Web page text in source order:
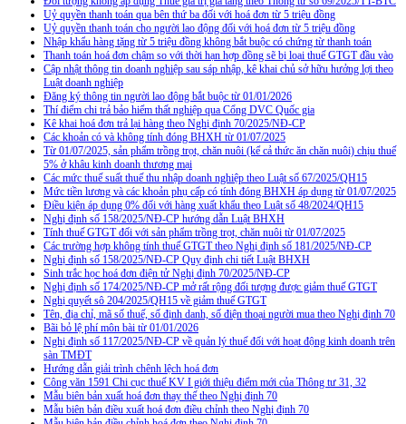
Uỷ quyền thanh toán qua bên thứ ba đối với hoá đơn từ 5 triệu đồng
Uỷ quyền thanh toán cho người lao động đối với hoá đơn từ 5 triệu đồng
Nhập khẩu hàng tặng từ 5 triệu đồng không bắt buộc có chứng từ thanh toán
Thanh toán hoá đơn chậm so với thời hạn hợp đồng sẽ bị loại thuế GTGT đầu vào
Cập nhật thông tin doanh nghiệp sau sáp nhập, kê khai chủ sở hữu hưởng lợi theo
Luật doanh nghiệp
Đăng ký thông tin người lao động bắt buộc từ 01/01/2026
Thí điểm chi trả bảo hiểm thất nghiệp qua Cổng DVC Quốc gia
Kê khai hoá đơn trả lại hàng theo Nghị định 70/2025/NĐ-CP
Các khoản có và không tính đóng BHXH từ 01/07/2025
Từ 01/07/2025, sản phẩm trồng trọt, chăn nuôi (kể cả thức ăn chăn nuôi) chịu thuế
5% ở khâu kinh doanh thương mại
Các mức thuế suất thuế thu nhập doanh nghiệp theo Luật số 67/2025/QH15
Mức tiền lương và các khoản phụ cấp có tính đóng BHXH áp dụng từ 01/07/2025
Điều kiện áp dụng 0% đối với hàng xuất khẩu theo Luật số 48/2024/QH15
Nghị định số 158/2025/NĐ-CP hướng dẫn Luật BHXH
Tính thuế GTGT đối với sản phẩm trồng trọt, chăn nuôi từ 01/07/2025
Các trường hợp không tính thuế GTGT theo Nghị định số 181/2025/NĐ-CP
Nghị định số 158/2025/NĐ-CP Quy định chi tiết Luật BHXH
Sinh trắc học hoá đơn điện tử Nghị định 70/2025/NĐ-CP
Nghị định số 174/2025/NĐ-CP mở rất rộng đối tượng được giảm thuế GTGT
Nghị quyết sô 204/2025/QH15 về giảm thuế GTGT
Tên, địa chỉ, mã số thuế, số định danh, số điện thoại người mua theo Nghị định 70
Bãi bỏ lệ phí môn bài từ 01/01/2026
Nghị định số 117/2025/NĐ-CP về quản lý thuế đối với hoạt động kinh doanh trên
sàn TMĐT
Hướng dẫn giải trình chênh lệch hoá đơn
Công văn 1591 Chi cục thuế KV I giới thiệu điểm mới của Thông tư 31, 32
Mẫu biên bản xuất hoá đơn thay thế theo Nghị định 70
Mẫu biên bản điều xuất hoá đơn điều chỉnh theo Nghị định 70